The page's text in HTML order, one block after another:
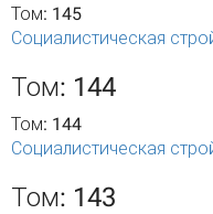
Том: 145
Социалистическая
Том: 144
Том: 144
Социалистическая
Том: 143